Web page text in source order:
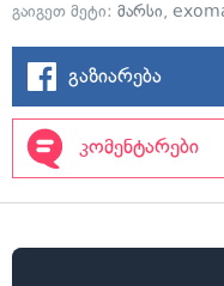
გაიგეთ მეტი: მარსი,
გაზიარება
კომენტარები